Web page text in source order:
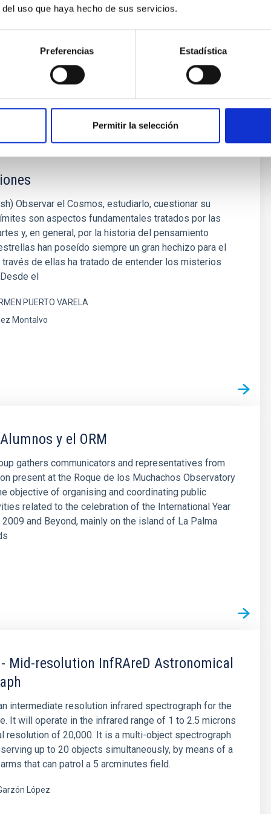
uso que haya hecho de sus servicios.
Preferencias Estadística
Permitir la selección
Spectrograph
Observar el Cosmos, estudiarlo, cuestionar su
son aspectos fundamentales tratados por las
y, en general, por la historia del pensamiento
han poseído siempre un gran hechizo para el
través de ellas ha tratado de entender los misterios
el
PUERTO VARELA
Montalvo
y el ORM
gathers communicators and representatives from
present at the Roque de los Muchachos Observatory
objective of organising and coordinating public
related to the celebration of the International Year
and Beyond, mainly on the island of La Palma
- Mid-resolution InfRAreD Astronomical
intermediate resolution infrared spectrograph for the
It will operate in the infrared range of 1 to 2.5 microns
resolution of 20,000. It is a multi-object spectrograph
up to 20 objects simultaneously, by means of a
that can patrol a 5 arcminutes field.
López